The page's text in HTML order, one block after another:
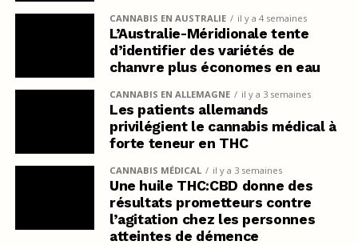
CANNABIS EN AUSTRALIE il y a 4 semaines
L’Australie-Méridionale tente
d’identifier des variétés de
chanvre plus économes en eau
CANNABIS EN ALLEMAGNE il y a 3 semaines
Les patients allemands
privilégient le cannabis médical à
forte teneur en THC
CANNABIS MÉDICAL il y a 3 semaines
Une huile THC:CBD donne des
résultats prometteurs contre
l’agitation chez les personnes
atteintes de démence